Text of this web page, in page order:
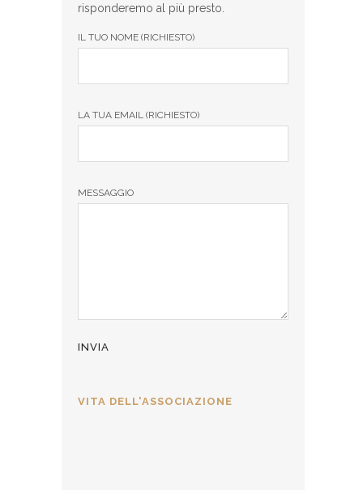
risponderemo al più presto.
IL TUO NOME (RICHIESTO)
LA TUA EMAIL (RICHIESTO)
MESSAGGIO
VITA DELL'ASSOCIAZIONE